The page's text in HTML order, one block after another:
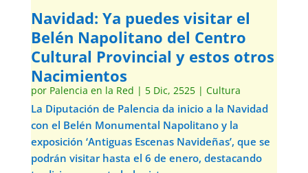
Navidad: Ya puedes visitar el
Belén Napolitano del Centro
Cultural Provincial y estos otros
Nacimientos
por Palencia en la Red | 5 Dic, 2525| Cultura
La Diputación de Palencia da inicio a la Navidad
con el Belén Monumental Napolitano y la
exposición ‘Antiguas Escenas Navideñas’, que se
podrán visitar hasta el 6 de enero, destacando